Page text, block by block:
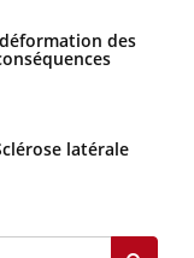
des
latérale